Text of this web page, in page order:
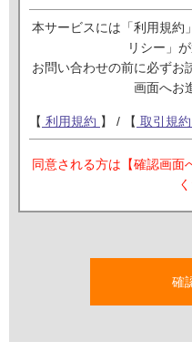
本サービスには「利用規約
リシー」
お問い合わせの前に必ずお
画面へお
【 利用規約 】 / 【 取引規約
同意される方は【確認画面
確